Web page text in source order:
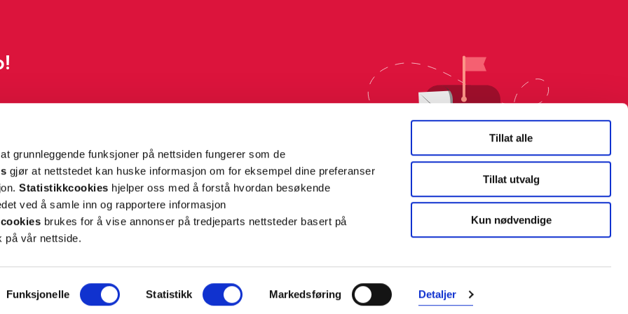
grunnleggende funksjoner på nettsiden fungerer som de
gjør at nettstedet kan huske informasjon om for eksempel dine preferanser
Statistikkcookies hjelper oss med å forstå hvordan besøkende
ved å samle inn og rapportere informasjon
brukes for å vise annonser på tredjeparts nettsteder basert på
på vår nettside.
Funksjonelle Statistikk Markedsføring Detaljer
Tillat alle
Tillat utvalg
Kun nødvendige
på “Min profil” eller ved å benytte
salgsbetingelser
Meld meg på
SUPPORT